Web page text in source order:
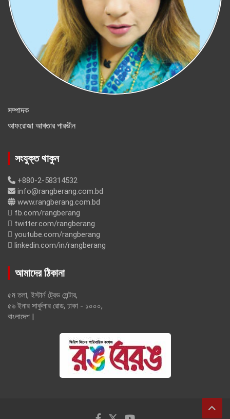
সম্পাদক
আফরোজা আখতার পারভীন
সংযুক্ত থাকুন
+880-2-58314532
info@rangberang.com.bd
www.rangberang.com.bd
fb.com/rangberang
twitter.com/rangberang
youtube.com/rangberang
linkedin.com/in/rangberang
আমাদের ঠিকানা
৫ম তলা, ইস্টার্ন ট্রেড সেন্টার,
৫৬ ইনার সার্কুলার রোড, ঢাকা - ১০০০,
বাংলাদেশ |